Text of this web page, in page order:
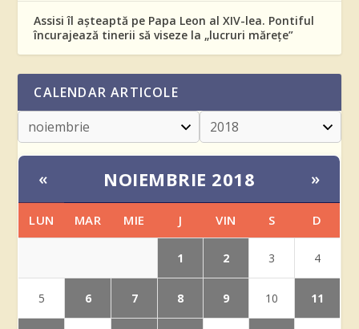
Assisi îl așteaptă pe Papa Leon al XIV-lea. Pontiful
încurajează tinerii să viseze la „lucruri mărețe”
CALENDAR ARTICOLE
« NOIEMBRIE 2018 »
LUN MAR MIE J VIN S D
1 2 3 4
5 6 7 8 9 10 11